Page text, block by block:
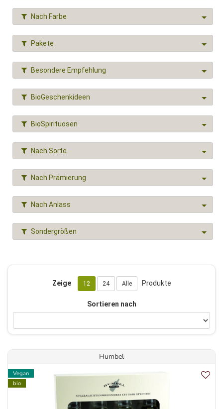
Nach Farbe
Pakete
Besondere Empfehlung
BioGeschenkideen
BioSpirituosen
Nach Sorte
Nach Prämierung
Nach Anlass
Sondergrößen
Zeige 12 24 Alle Produkte
Sortieren nach
Humbel
Vegan
bio